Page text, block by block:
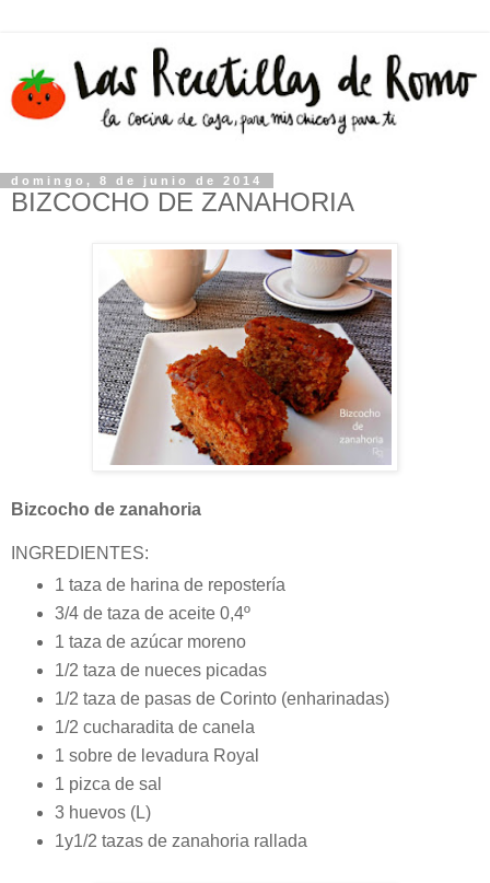
domingo, 8 de junio de 2014
BIZCOCHO DE ZANAHORIA
Bizcocho de zanahoria
INGREDIENTES:
1 taza de harina de repostería
3/4 de taza de aceite 0,4º
1 taza de azúcar moreno
1/2 taza de nueces picadas
1/2 taza de pasas de Corinto (enharinadas)
1/2 cucharadita de canela
1 sobre de levadura Royal
1 pizca de sal
3 huevos (L)
1y1/2 tazas de zanahoria rallada